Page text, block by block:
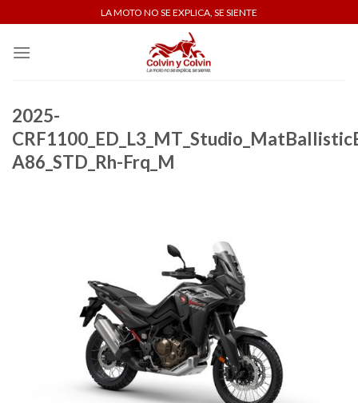
to
content
LA MOTO NO SE EXPLICA, SE SIENTE
2025-
A86_STD_Rh-Frq_M